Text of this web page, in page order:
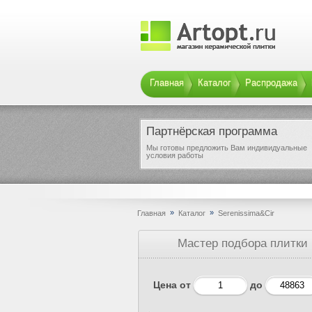
Главная Каталог Распродажа
Партнёрская программа
Мы готовы предложить Вам индивидуальные
условия работы
Главная » Каталог » Serenissima&Cir
Мастер подбора плитки
Цена от до